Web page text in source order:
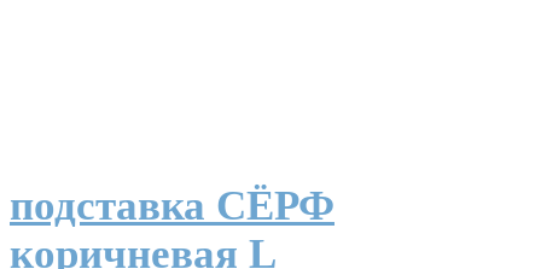
подставка СЁРФ
коричневая L